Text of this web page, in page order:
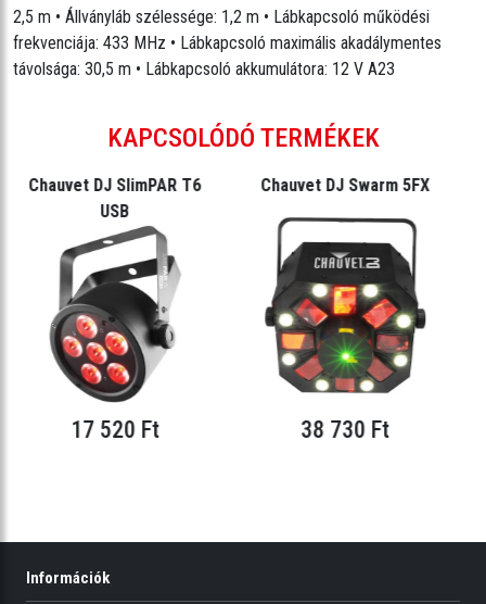
2,5 m • Állványláb szélessége: 1,2 m • Lábkapcsoló működési
frekvenciája: 433 MHz • Lábkapcsoló maximális akadálymentes
távolsága: 30,5 m • Lábkapcsoló akkumulátora: 12 V A23
KAPCSOLÓDÓ TERMÉKEK
Chauvet DJ SlimPAR T6
USB
17 520 Ft
Chauvet DJ Swarm 5FX
38 730 Ft
Információk